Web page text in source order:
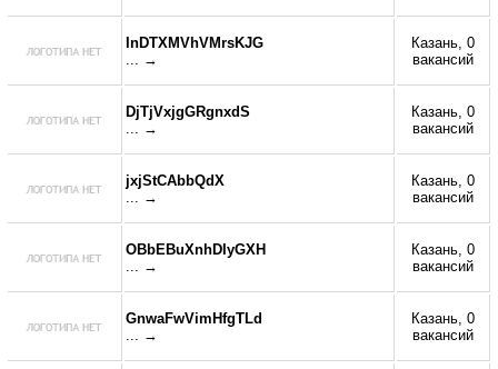
InDTXMVhVMrsKJG
... →
Казань, 0
вакансий
DjTjVxjgGRgnxdS
... →
Казань, 0
вакансий
jxjStCAbbQdX
... →
Казань, 0
вакансий
OBbEBuXnhDIyGXH
... →
Казань, 0
вакансий
GnwaFwVimHfgTLd
... →
Казань, 0
вакансий